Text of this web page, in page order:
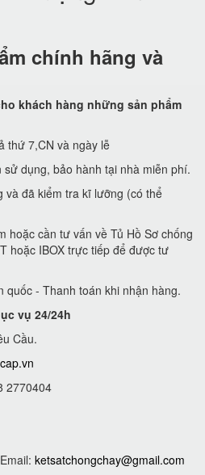
chính hãng và
khách hàng những sản phẩm
thứ 7,CN và ngày lễ
dụng, bảo hành tại nhà miễn phí.
đã kiểm tra kĩ lưỡng (có thể
hoặc cần tư vấn về Tủ Hồ Sơ chống
hoặc IBOX trực tiếp để được tư
quốc - Thanh toán khi nhận hàng.
vụ 24/24h
Cầu.
2770404
Email: ketsatchongchay@gmail.com